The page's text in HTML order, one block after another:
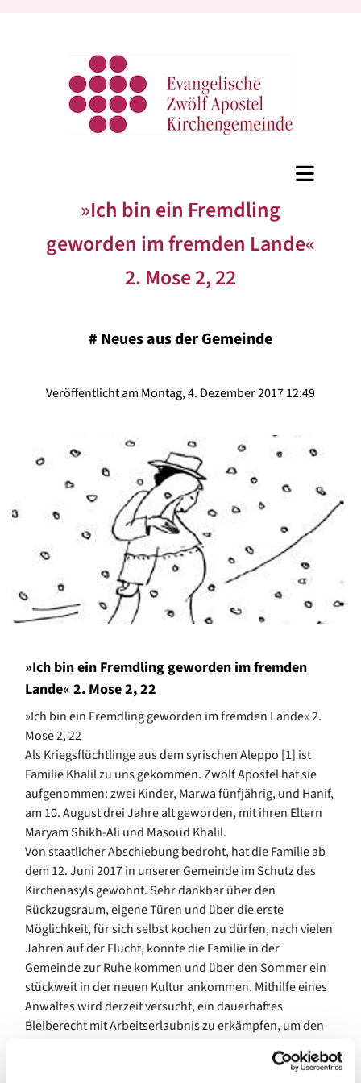
»Ich bin ein Fremdling
geworden im fremden Lande«
2. Mose 2, 22
# Neues aus der Gemeinde
Veröffentlicht am Montag, 4. Dezember 2017 12:49
»Ich bin ein Fremdling geworden im fremden
Lande« 2. Mose 2, 22
»Ich bin ein Fremdling geworden im fremden Lande« 2.
Mose 2, 22
Als Kriegsflüchtlinge aus dem syrischen Aleppo [1] ist
Familie Khalil zu uns gekommen. Zwölf Apostel hat sie
aufgenommen: zwei Kinder, Marwa fünfjährig, und Hanif,
am 10. August drei Jahre alt geworden, mit ihren Eltern
Maryam Shikh-Ali und Masoud Khalil.
Von staatlicher Abschiebung bedroht, hat die Familie ab
dem 12. Juni 2017 in unserer Gemeinde im Schutz des
Kirchenasyls gewohnt. Sehr dankbar über den
Rückzugsraum, eigene Türen und über die erste
Möglichkeit, für sich selbst kochen zu dürfen, nach vielen
Jahren auf der Flucht, konnte die Familie in der
Gemeinde zur Ruhe kommen und über den Sommer ein
stückweit in der neuen Kultur ankommen. Mithilfe eines
Anwaltes wird derzeit versucht, ein dauerhaftes
Bleiberecht mit Arbeitserlaubnis zu erkämpfen, um den
Aufenthaltsgesetzes) und die damit verbundene